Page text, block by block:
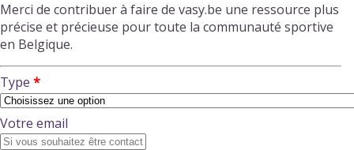
Merci de contribuer à faire de vasy.be une ressource plus
précise et précieuse pour toute la communauté sportive
en Belgique.
Type
Votre email